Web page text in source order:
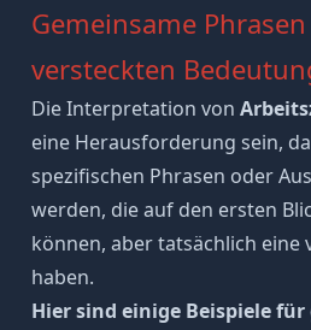
Gemeinsame
versteckten
Die Interpretation von
eine Herausforderung sein,
spezifischen Phrasen oder
werden, die auf den ersten
können, aber tatsächlich eine
haben.
Hier sind einige Beispiele